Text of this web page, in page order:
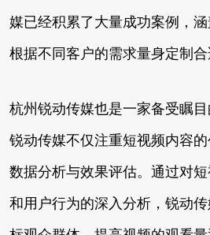
媒已经积累了大量成功案例，
根据不同客户的需求量身定制合
杭州锐动传媒也是一家备受瞩目
锐动传媒不仅注重短视频内容
数据分析与效果评估。通过对
和用户行为的深入分析，锐动